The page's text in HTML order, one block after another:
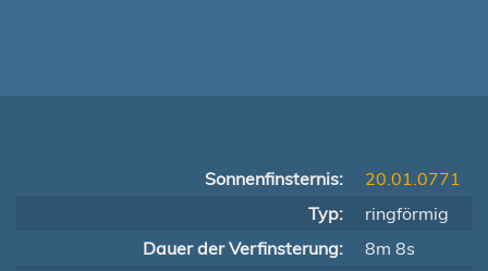
Sonnenfinsternis:
20.01.0771
Typ:
ringförmig
Dauer der Verfinsterung:
8m 8s